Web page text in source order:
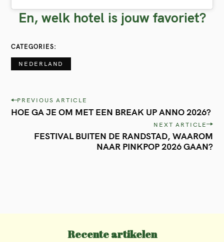
En, welk hotel is jouw favoriet?
CATEGORIES
NEDERLAND
P
o
PREVIOUS ARTICLE
HOE GA JE OM MET EEN BREAK UP ANNO 2026?
NEXT ARTICLE
FESTIVAL BUITEN DE RANDSTAD, WAAROM
NAAR PINKPOP 2026 GAAN?
Recente artikelen